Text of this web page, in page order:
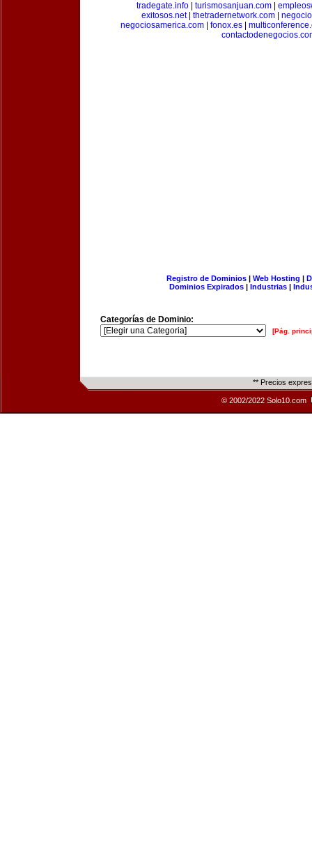
tradegate.info| turismosanjuan.com|
exitosos.net| thetradernetwork.com|
negociosamerica.com| fonox.es|
Registro de Dominios| Web Hosting |
Dominios Expirados | Industrias |
Categorías de Dominio:
[Pág.
** Precios
© 2002/2022 Solo10.com